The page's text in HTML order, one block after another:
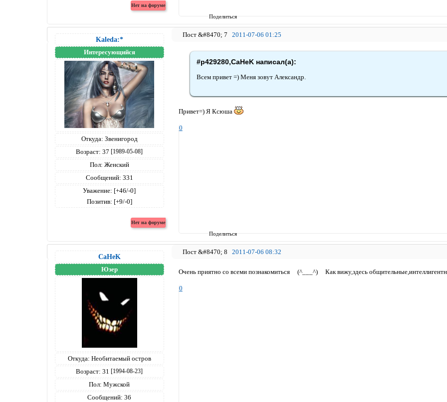
Поделиться
Поделиться
7 2011-07-06 01:25
Kaleda:*
Интересующийся
Откуда: Звенигород
Возраст: 37 [1989-05-08]
Пол: Женский
Сообщений: 331
Уважение: [+46/-0]
Позитив: [+9/-0]
#p429280,CaHeK написал(а):
Всем привет =) Меня зовут Александр.
Привет=) Я Ксюша
0
8 2011-07-06 08:32
CaHeK
Юзер
Откуда: Необитаемый остров
Возраст: 31[1994-08-23]
Пол: Мужской
Сообщений: 36
Очень приятно со всеми познакомиться (^___^) Как вижу,здесь
0